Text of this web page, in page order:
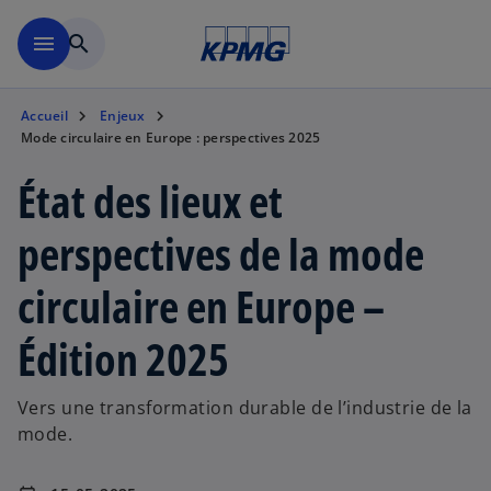
menu search
Accueil
Enjeux
Mode circulaire en Europe : perspectives 2025
État des lieux et
perspectives de la mode
circulaire en Europe –
Édition 2025
Vers une transformation durable de l’industrie de la
mode.